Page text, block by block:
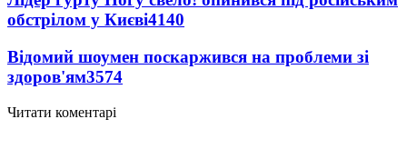
обстрілом у Києві4140
Відомий шоумен поскаржився на проблеми зі
здоров'ям3574
Читати коментарі